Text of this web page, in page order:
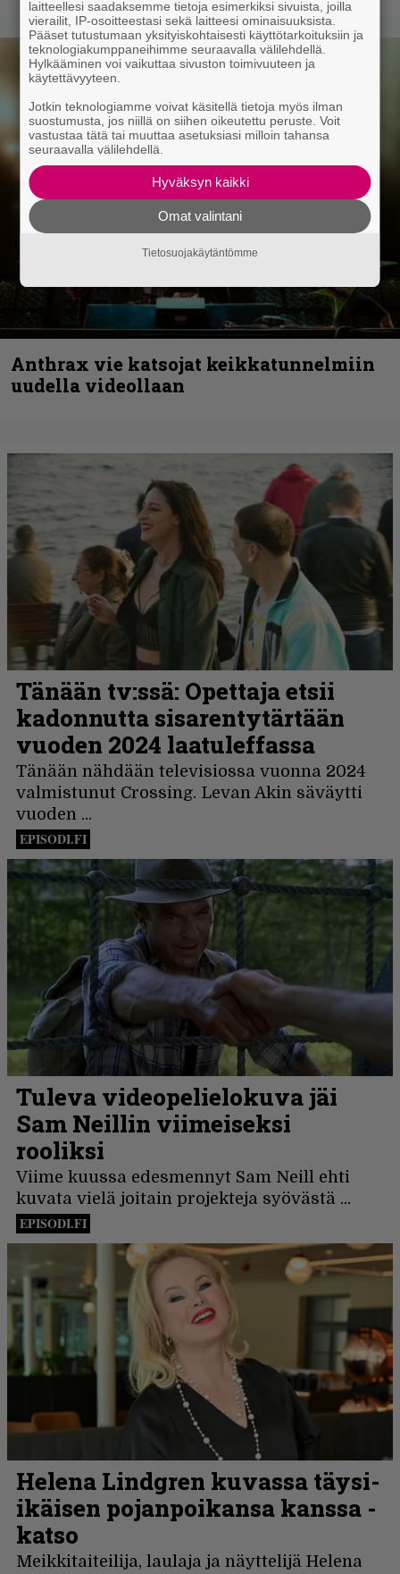
Anthrax vie katsojat keikkatunnelmiin
uudella videollaan
laitteellesi saadaksemme tietoja esimerkiksi sivuista, joilla
vierailit, IP-osoitteestasi sekä laitteesi ominaisuuksista.
Pääset tutustumaan yksityiskohtaisesti käyttötarkoituksiin ja
teknologiakumppaneihimme seuraavalla välilehdellä.
Hylkääminen voi vaikuttaa sivuston toimivuuteen ja
käytettävyyteen.
Jotkin teknologiamme voivat käsitellä tietoja myös ilman
suostumusta, jos niillä on siihen oikeutettu peruste. Voit
vastustaa tätä tai muuttaa asetuksiasi milloin tahansa
seuraavalla välilehdellä.
Hyväksyn kaikki
Omat valintani
Tietosuojakäytäntömme